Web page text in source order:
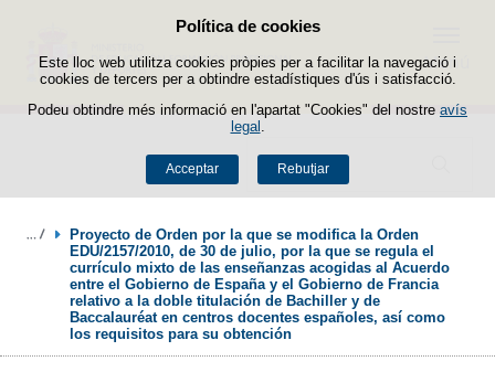
Política de cookies
Este lloc web utilitza cookies pròpies per a facilitar la navegació i
cookies de tercers per a obtindre estadístiques d'ús i satisfacció.
Podeu obtindre més informació en l'apartat "Cookies" del nostre avís
legal
Acceptar Rebutjar
Passar al contingut
Buscador
Menú
Proyecto de Orden por la que se modifica la Orden
EDU/2157/2010, de 30 de julio, por la que se regula el
currículo mixto de las enseñanzas acogidas al Acuerdo
entre el Gobierno de España y el Gobierno de Francia
relativo a la doble titulación de Bachiller y de
Baccalauréat en centros docentes españoles, así como
los requisitos para su obtención